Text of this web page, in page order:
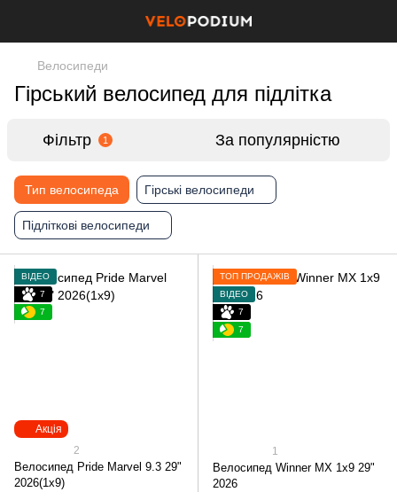
Велосипеди
Гірський велосипед для підлітка
Фільтр 1 За популярністю
Тип велосипеда Гірські велосипеди
Підліткові велосипеди
Акція
ВІДЕО
7
7
2
Велосипед Pride Marvel 9.3 29"
2026(1х9)
ТОП ПРОДАЖІВ
ВІДЕО
7
7
1
Велосипед Winner MX 1х9 29"
2026